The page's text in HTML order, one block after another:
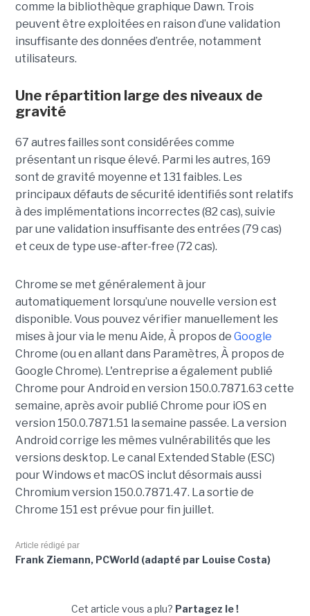
comme la bibliothèque graphique Dawn. Trois
peuvent être exploitées en raison d’une validation
insuffisante des données d’entrée, notamment
utilisateurs.
Une répartition large des niveaux de
gravité
67 autres failles sont considérées comme
présentant un risque élevé. Parmi les autres, 169
sont de gravité moyenne et 131 faibles. Les
principaux défauts de sécurité identifiés sont relatifs
à des implémentations incorrectes (82 cas), suivie
par une validation insuffisante des entrées (79 cas)
et ceux de type use-after-free (72 cas).
Chrome se met généralement à jour
automatiquement lorsqu’une nouvelle version est
disponible. Vous pouvez vérifier manuellement les
mises à jour via le menu Aide, À propos de Google
Chrome (ou en allant dans Paramètres, À propos de
Google Chrome). L'entreprise a également publié
Chrome pour Android en version 150.0.7871.63 cette
semaine, après avoir publié Chrome pour iOS en
version 150.0.7871.51 la semaine passée. La version
Android corrige les mêmes vulnérabilités que les
versions desktop. Le canal Extended Stable (ESC)
pour Windows et macOS inclut désormais aussi
Chromium version 150.0.7871.47. La sortie de
Chrome 151 est prévue pour fin juillet.
Article rédigé par
Frank Ziemann, PCWorld (adapté par Louise Costa)
Cet article vous a plu? Partagez le !